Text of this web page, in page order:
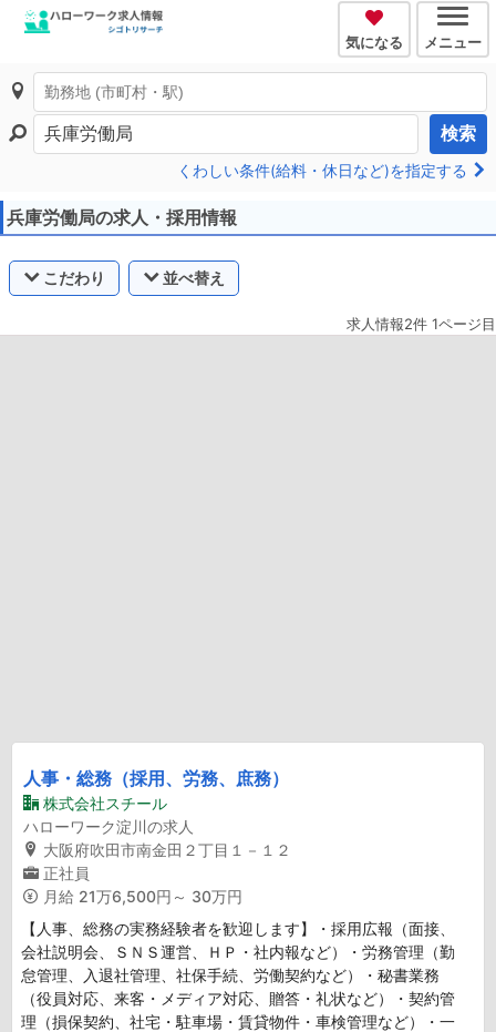
気になる メニュー
検索
くわしい条件(給料・休日など)を指定する
兵庫労働局の求人・採用情報
こだわり 並べ替え
求人情報2件 1ページ目
人事・総務（採用、労務、庶務）
株式会社スチール
ハローワーク淀川の求人
大阪府吹田市南金田２丁目１－１２
正社員
月給 21万6,500円～ 30万円
【人事、総務の実務経験者を歓迎します】・採用広報（面接、
会社説明会、ＳＮＳ運営、ＨＰ・社内報など）・労務管理（勤
怠管理、入退社管理、社保手続、労働契約など）・秘書業務
（役員対応、来客・メディア対応、贈答・礼状など）・契約管
理（損保契約、社宅・駐車場・賃貸物件・車検管理など）・一